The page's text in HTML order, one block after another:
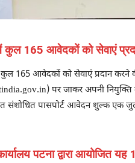
में कुल 165 आवेदकों को सेवाएं
कुल 165 आवेदकों को सेवाएं प्रदान
पर जाकर अपनी
संशोधित पासपोर्ट आवेदन शुल्क एक
पटना द्वारा आयोजित यह